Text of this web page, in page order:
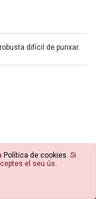
difícil de punxar.
Política de cookies . Si
el seu ús.